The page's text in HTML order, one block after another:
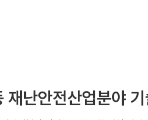
재난안전산업분야